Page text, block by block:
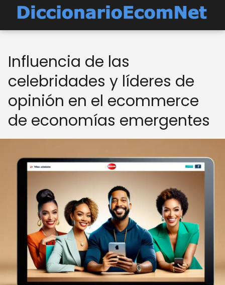
Influencia de las
celebridades y líderes de
opinión en el ecommerce
de economías emergentes